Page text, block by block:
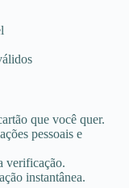
que você quer.
pessoais e
verificação.
instantânea.